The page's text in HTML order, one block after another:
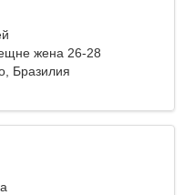
жена 26-28
Бразилия